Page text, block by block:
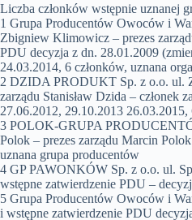
Liczba członków wstępnie uznanej
1 Grupa Producentów Owoców i
Zbigniew Klimowicz – prezes
PDU decyzja z dn. 28.01.2009
24.03.2014, 6 członków, uznana
2 DZIDA PRODUKT Sp. z o.o. ul.
zarządu Stanisław Dzida – członek
27.06.2012, 29.10.2013
3 POLOK-GRUPA
Polok – prezes zarządu Marcin
uznana grupa producentów
4 GP PAWONKÓW Sp. z o.o. ul.
wstępne zatwierdzenie PDU –
5 Grupa Producentów Owoców i
i wstępne zatwierdzenie PDU